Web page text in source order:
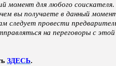
момент для любого соискателя.
вы получаете в данный
следует провести
на переговоры с этой
ЗДЕСЬ.